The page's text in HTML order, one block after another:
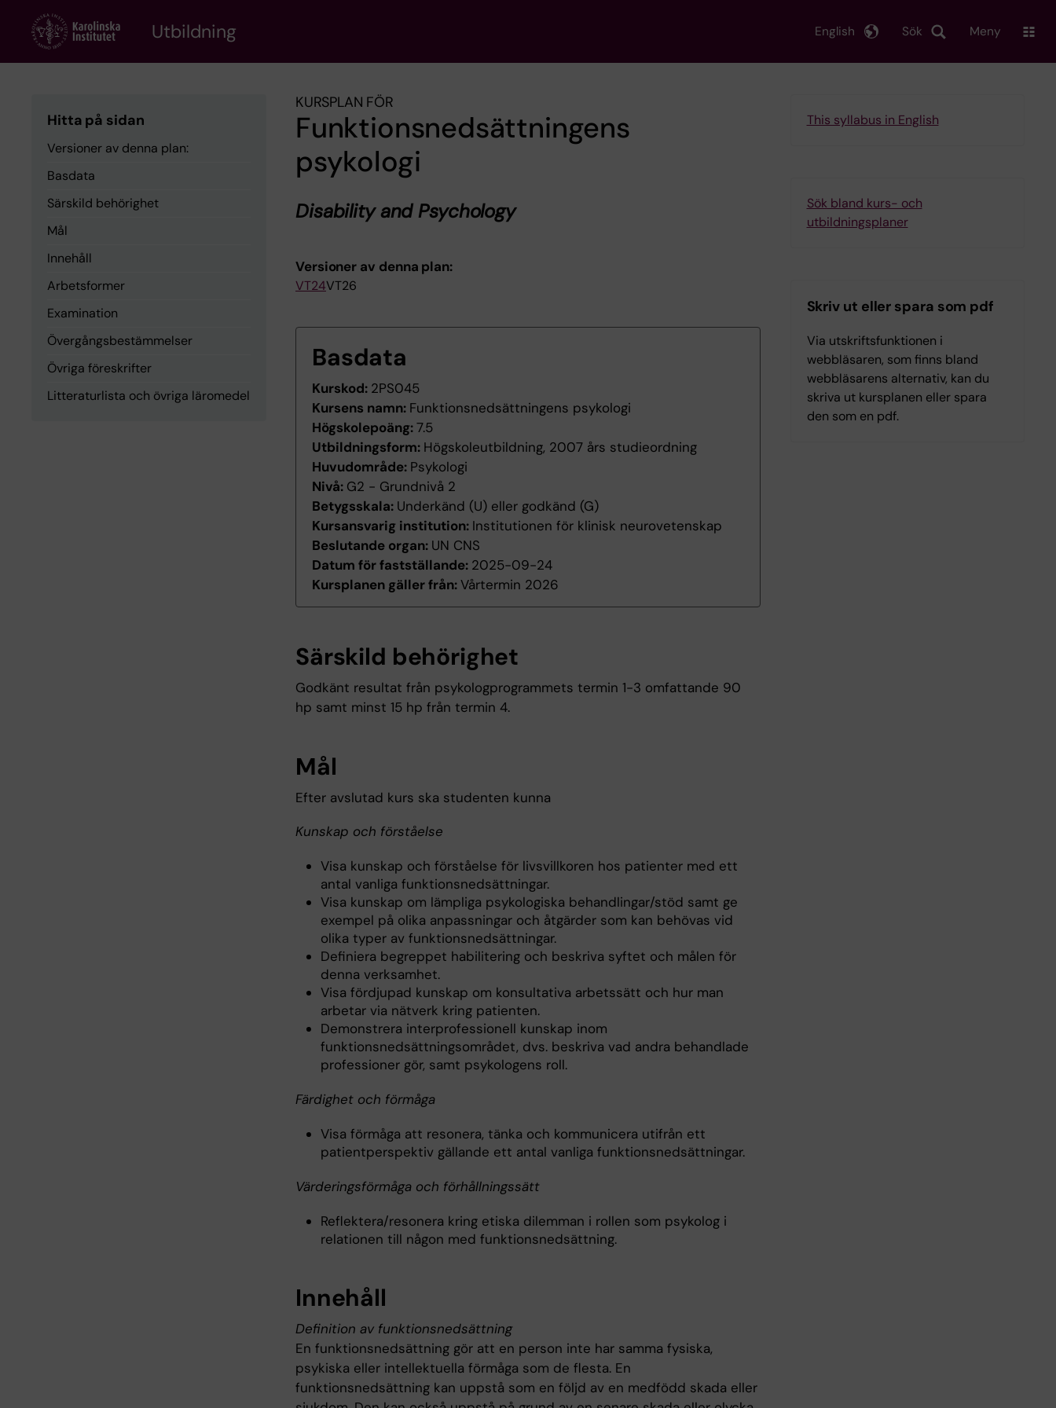
content
Utbildning Sök
English Meny
Hitta på sidan
Versioner av denna plan:
Basdata
Särskild behörighet
Mål
Innehåll
Arbetsformer
Examination
Övergångsbestämmelser
Övriga föreskrifter
Litteraturlista och övriga läromedel
KURSPLAN FÖR
Funktionsnedsättningens
psykologi
Disability and Psychology
Versioner av denna plan:
VT24VT26
Basdata
Kurskod: 2PS045
Kursens namn: Funktionsnedsättningens psykologi
Högskolepoäng:7.5
Utbildningsform: Högskoleutbildning, 2007 års studieordning
Huvudområde: Psykologi
Nivå: G2 - Grundnivå 2
Betygsskala: Underkänd (U) eller godkänd (G)
Kursansvarig institution: Institutionen för klinisk neurovetenskap
Beslutande organ: UN CNS
Datum för fastställande: 2025-09-24
Kursplanen gäller från:Vårtermin 2026
Särskild behörighet
Godkänt resultat från psykologprogrammets termin 1-3 omfattande 90
hp samt minst 15 hp från termin 4.
Mål
Efter avslutad kurs ska studenten kunna
Kunskap och förståelse
Visa kunskap och förståelse för livsvillkoren hos patienter med ett
antal vanliga funktionsnedsättningar.
Visa kunskap om lämpliga psykologiska behandlingar/stöd samt ge
exempel på olika anpassningar och åtgärder som kan behövas vid
olika typer av funktionsnedsättningar.
Definiera begreppet habilitering och beskriva syftet och målen för
denna verksamhet.
Visa fördjupad kunskap om konsultativa arbetssätt och hur man
arbetar via nätverk kring patienten.
Demonstrera interprofessionell kunskap inom
funktionsnedsättningsområdet, dvs. beskriva vad andra behandlade
professioner gör, samt psykologens roll.
Färdighet och förmåga
Visa förmåga att resonera, tänka och kommunicera utifrån ett
patientperspektiv gällande ett antal vanliga funktionsnedsättningar.
Värderingsförmåga och förhållningssätt
Reflektera/resonera kring etiska dilemman i rollen som psykolog i
relationen till någon med funktionsnedsättning.
Innehåll
Definition av funktionsnedsättning
En funktionsnedsättning gör att en person inte har samma fysiska,
psykiska eller intellektuella förmåga som de flesta. En
funktionsnedsättning kan uppstå som en följd av en medfödd skada eller
This syllabus in English
Sök bland kurs- och
utbildningsplaner
Skriv ut eller spara som pdf
Via utskriftsfunktionen i
webbläsaren, som finns bland
webbläsarens alternativ, kan du
skriva ut kursplanen eller spara
den som en pdf.